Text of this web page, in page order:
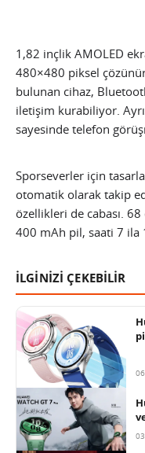
1,82 inçlik AMOLED
480×480 piksel
bulunan cihaz,
iletişim kurabiliyor.
sayesinde telefon
Sporseverler için
otomatik olarak takip
özellikleri de cabası.
400 mAh pil, saati 7 ila
İLGİNİZİ ÇEKEBİLİR